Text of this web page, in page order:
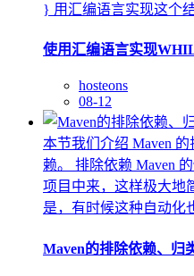
} 用汇编语言实现这个结
使用汇编语言实现
hosteons
08-12
本节我们介绍 Maven
赖。 排除依赖 Maven
项目中来，这样极大地
是，有时候这种自动化
Maven的排除依赖、归